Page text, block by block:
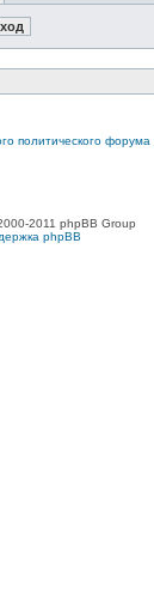
политического форума
2011 phpBB Group
phpBB